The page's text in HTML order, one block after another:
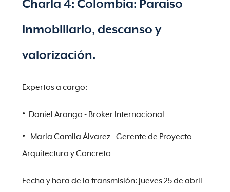
Charla 4: Colombia: Paraíso
inmobiliario, descanso y
valorización.
Expertos a cargo:
Daniel Arango - Broker Internacional
Maria Camila Álvarez - Gerente de Proyecto
Arquitectura y Concreto
Fecha y hora de la transmisión: Jueves 25 de abril